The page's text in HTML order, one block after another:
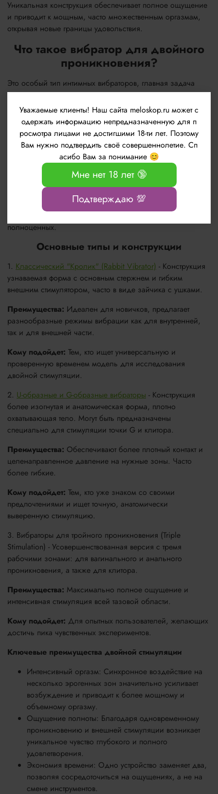
Уникальная конструкция обеспечивает полное ощущение
и приводит к мощным, часто множественным оргазмам,
открывая новые границы удовольствия.
Что такое вибратор для двойного
проникновения?
Это особый тип интимных вибраторов, главная задача
которых — стимулировать как минимум две точки
одновременно. Классическая и самая популярная
конструкция включает:
Основной стержень: Для вагинального
проникновения и точечного воздействия на G-зону.
Внешний отросток ("ушко"): Для точной и
постоянной вибрации клитора.
Такая слаженная работа обеспечивает комплексное
воздействие, которое многие называют "вагинально-
полноценных.
Основные типы и конструкции
1. Классический "Кролик" (Rabbit Vibrator) - Конструкция
узнаваемая форма с основным стержнем и гибким
внешним стимулятором, часто в виде зайчика с ушками.
Преимущества: Идеален для новичков, предлагает
разнообразные режимы вибрации как для внутренней,
так и для внешней части.
Кому подойдет: Тем, кто ищет универсальную и
проверенную временем модель для исследования
двойной стимуляции.
2. U-образные и G-образные вибраторы - Конструкция
более изогнутая и анатомическая форма, плотно
охватывающая тело. Могут быть предназначены
специально для стимуляции точки G и клитора.
Преимущества: Обеспечивают более плотный контакт и
целенаправленное давление на нужные зоны. Часто
более гибкие.
Кому подойдет: Тем, кто уже знаком со своими
предпочтениями и ищет точную, анатомически
выверенную стимуляцию.
3. Вибраторы для тройного проникновения (Triple
Stimulation) - Усовершенствованная версия с тремя
рабочими зонами: для вагинального и анального
проникновения, а также для клитора.
Преимущества: Максимально полное ощущение и
интенсивная стимуляция всей тазовой области.
Кому подойдет: Для опытных пользователей, желающих
достичь пика чувственных экспериментов.
Ключевые преимущества двойной стимуляции
Интенсивный оргазм: Синхронное воздействие на
несколько эрогенных зон значительно усиливает
возбуждение и приводит к более мощному и
объемному оргазму.
Ощущение полноты: Благодаря одновременному
проникновению и внешней стимуляции возникает
уникальное чувство глубокого и полного
удовлетворения.
Экономия времени: Одно устройство заменяет два,
позволяя сосредоточиться на ощущениях, а не на
смене инструментов.
Уважаемые клиенты! Наш сайта meloskop.ru может с
одержать информацию непредназначенную для п
росмотра лицами не достигшими 18-ти лет. Поэтому
Вам нужно подтвердить своё совершеннолетие. Сп
асибо Вам за понимание 😊
Мне нет 18 лет 🔞
Подтверждаю 💯